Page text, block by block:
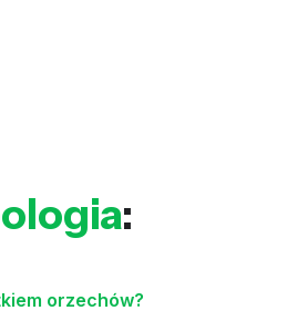
:
orzechów?